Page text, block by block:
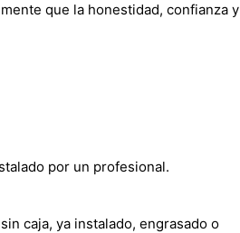
que la honestidad, confianza y
por un profesional.
caja, ya instalado, engrasado o